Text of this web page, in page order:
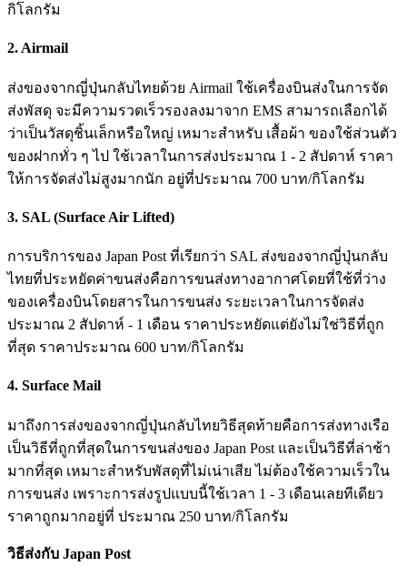
กิโลกรัม
2. Airmail
ส่งของจากญี่ปุ่นกลับไทยด้วย Airmail ใช้เครื่องบินส่งในการจัด
ส่งพัสดุ จะมีความรวดเร็วรองลงมาจาก EMS สามารถเลือกได้
ว่าเป็นวัสดุชิ้นเล็กหรือใหญ่ เหมาะสำหรับ เสื้อผ้า ของใช้ส่วนตัว
ของฝากทั่ว ๆ ไป ใช้เวลาในการส่งประมาณ 1 - 2 สัปดาห์ ราคา
ให้การจัดส่งไม่สูงมากนัก อยู่ที่ประมาณ 700 บาท/กิโลกรัม
3. SAL (Surface Air Lifted)
การบริการของ Japan Post ที่เรียกว่า SAL ส่งของจากญี่ปุ่นกลับ
ไทยที่ประหยัดค่าขนส่งคือการขนส่งทางอากาศโดยที่ใช้ที่ว่าง
ของเครื่องบินโดยสารในการขนส่ง ระยะเวลาในการจัดส่ง
ประมาณ 2 สัปดาห์ - 1 เดือน ราคาประหยัดแต่ยังไม่ใช่วิธีที่ถูก
ที่สุด ราคาประมาณ 600 บาท/กิโลกรัม
4. Surface Mail
มาถึงการส่งของจากญี่ปุ่นกลับไทยวิธีสุดท้ายคือการส่งทางเรือ
เป็นวิธีที่ถูกที่สุดในการขนส่งของ Japan Post และเป็นวิธีที่ล่าช้า
มากที่สุด เหมาะสำหรับพัสดุที่ไม่เน่าเสีย ไม่ต้องใช้ความเร็วใน
การขนส่ง เพราะการส่งรูปแบบนี้ใช้เวลา 1 - 3 เดือนเลยทีเดียว
ราคาถูกมากอยู่ที่ ประมาณ 250 บาท/กิโลกรัม
วิธีส่งกับ Japan Post